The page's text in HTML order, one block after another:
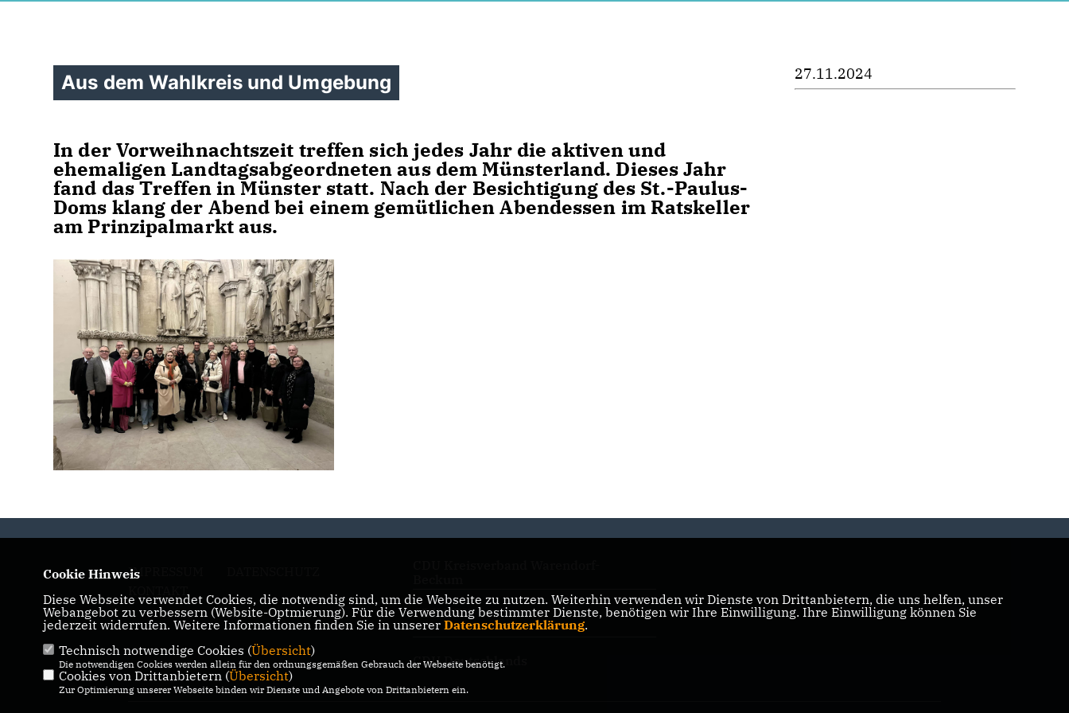
Aus dem Wahlkreis und Umgebung
In der Vorweihnachtszeit treffen sich jedes Jahr die aktiven und
ehemaligen Landtagsabgeordneten aus dem Münsterland. Dieses Jahr
fand das Treffen in Münster statt. Nach der Besichtigung des St.-Paulus-
Doms klang der Abend bei einem gemütlichen Abendessen im Ratskeller
am Prinzipalmarkt aus.
27.11.2024
IMPRESSUM
CDU NRW
CDU Deutschlands
Cookie Hinweis
Diese Webseite verwendet Cookies, die notwendig sind, um die Webseite zu nutzen. Weiterhin verwenden wir Dienste von Drittanbietern, die uns helfen, unser
Webangebot zu verbessern (Website-Optmierung). Für die Verwendung bestimmter Dienste, benötigen wir Ihre Einwilligung. Ihre Einwilligung können Sie
jederzeit widerrufen. Weitere Informationen finden Sie in unserer Datenschutzerklärung.
Technisch notwendige Cookies (Übersicht)
Die notwendigen Cookies werden allein für den ordnungsgemäßen Gebrauch der Webseite benötigt.
Cookies von Drittanbietern (Übersicht)
Zur Optimierung unserer Webseite binden wir Dienste und Angebote von Drittanbietern ein.